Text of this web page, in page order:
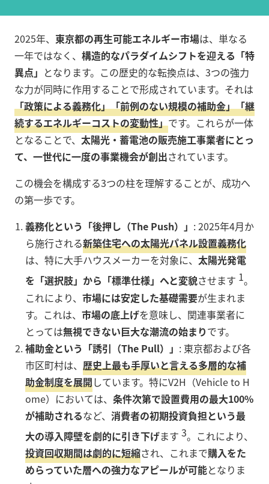
2025年、 東京都の再生可能エネルギー市場は、単なる
一年ではなく、 構造的なパラダイムシフトを迎える「特
異点」 となります。この歴史的な転換点は、3つの強力
な力が同時に作用することで形成されています。それは
「政策による義務化」「前例のない規模の補助金」「継
続するエネルギーコストの変動性」です。これらが一体
となることで、 太陽光・蓄電池の販売施工事業者にとっ
て、一世代に一度の事業機会が創出されています。
この機会を構成する3つの柱を理解することが、成功へ
の第一歩です。
義務化という「後押し（The Push）」 : 2025年4月か
ら施行される新築住宅への太陽光パネル設置義務化
は、特に大手ハウスメーカーを対象に、 太陽光発電
を「選択肢」から「標準仕様」へと変貌させます 1。
これにより、 市場には安定した基礎需要が生まれま
す。これは、 市場の底上げを意味し、関連事業者に
とっては無視できない巨大な潮流の始まりです。
補助金という「誘引（The Pull）」 : 東京都および各
市区町村は、 歴史上最も手厚いと言える多層的な補
助金制度を展開しています。特にV2H（Vehicle to H
ome）においては、 条件次第で設置費用の最大100%
が補助されるなど、 消費者の初期投資負担という最
大の導入障壁を劇的に引き下げます 3。これにより、
投資回収期間は劇的に短縮され、これまで購入をた
めらっていた層への強力なアピールが可能となりま